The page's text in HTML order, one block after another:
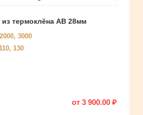
термоклёна AB 28мм
3000
130
от 3 900.00 ₽